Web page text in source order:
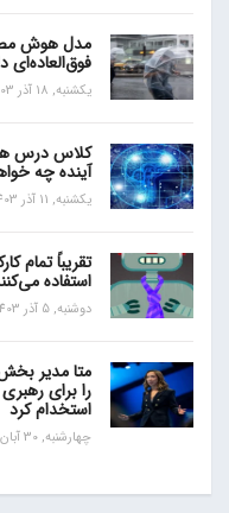
مدل هوش
فوق‌العاده‌ای
یکشنبه, 18 آذر 1403, ساعت 9:20
کلاس درس
آینده چه
یکشنبه, 11 آذر 1403, ساعت 19:48
استفاده
دوشنبه, 5 آذر 1403, ساعت 20:29
را برای
استخدام کرد
چهارشنبه, 30 آبان 1403, ساعت 15:47